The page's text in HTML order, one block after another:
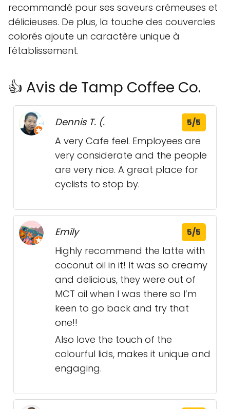
recommandé pour ses saveurs crémeuses et
délicieuses. De plus, la touche des couvercles
colorés ajoute un caractère unique à
l'établissement.
👍 Avis de Tamp Coffee Co.
Dennis T. (. 5/5
A very Cafe feel. Employees are
very considerate and the people
are very nice. A great place for
cyclists to stop by.
Emily 5/5
Highly recommend the latte with
coconut oil in it! It was so creamy
and delicious, they were out of
MCT oil when I was there so I’m
keen to go back and try that
one!!
Also love the touch of the
colourful lids, makes it unique and
engaging.